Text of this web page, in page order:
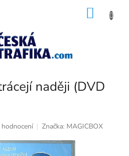
naději (DVD
Značka: MAGICBOX